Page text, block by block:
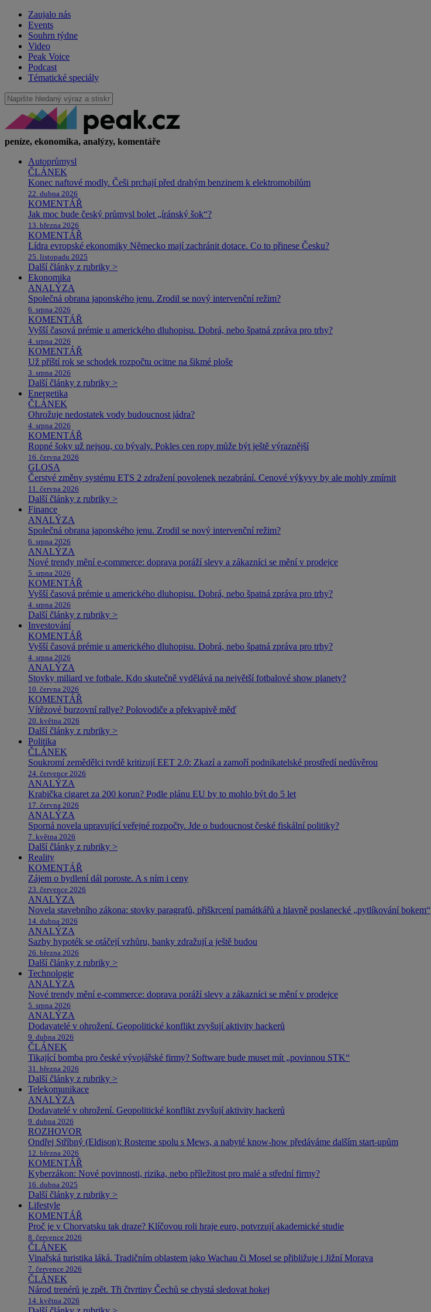
Zaujalo nás
Events
Souhrn týdne
Video
Peak Voice
Podcast
Tématické speciály
peníze, ekonomika, analýzy, komentáře
Autoprůmysl
ČLÁNEK
Konec naftové modly. Češi prchají před drahým benzinem k elektromobilům
22. dubna 2026
KOMENTÁŘ
Jak moc bude český průmysl bolet „íránský šok“?
13. března 2026
KOMENTÁŘ
Lídra evropské ekonomiky Německo mají zachránit dotace. Co to přinese Česku?
25. listopadu 2025
Další články z rubriky >
Ekonomika
ANALÝZA
Společná obrana japonského jenu. Zrodil se nový intervenční režim?
6. srpna 2026
KOMENTÁŘ
Vyšší časová prémie u amerického dluhopisu. Dobrá, nebo špatná zpráva pro trhy?
4. srpna 2026
KOMENTÁŘ
Už příští rok se schodek rozpočtu ocitne na šikmé ploše
3. srpna 2026
Další články z rubriky >
Energetika
ČLÁNEK
Ohrožuje nedostatek vody budoucnost jádra?
4. srpna 2026
KOMENTÁŘ
Ropné šoky už nejsou, co bývaly. Pokles cen ropy může být ještě výraznější
16. června 2026
GLOSA
Čerstvé změny systému ETS 2 zdražení povolenek nezabrání. Cenové výkyvy by ale mohly zmírnit
11. června 2026
Další články z rubriky >
Finance
ANALÝZA
Společná obrana japonského jenu. Zrodil se nový intervenční režim?
6. srpna 2026
ANALÝZA
Nové trendy mění e-commerce: doprava poráží slevy a zákazníci se mění v prodejce
5. srpna 2026
KOMENTÁŘ
Vyšší časová prémie u amerického dluhopisu. Dobrá, nebo špatná zpráva pro trhy?
4. srpna 2026
Další články z rubriky >
Investování
KOMENTÁŘ
Vyšší časová prémie u amerického dluhopisu. Dobrá, nebo špatná zpráva pro trhy?
4. srpna 2026
ANALÝZA
Stovky miliard ve fotbale. Kdo skutečně vydělává na největší fotbalové show planety?
10. června 2026
KOMENTÁŘ
Vítězové burzovní rallye? Polovodiče a překvapivě měď
20. května 2026
Další články z rubriky >
Politika
ČLÁNEK
Soukromí zemědělci tvrdě kritizují EET 2.0: Zkazí a zamoří podnikatelské prostředí nedůvěrou
24. července 2026
ANALÝZA
Krabička cigaret za 200 korun? Podle plánu EU by to mohlo být do 5 let
17. června 2026
ANALÝZA
Sporná novela upravující veřejné rozpočty. Jde o budoucnost české fiskální politiky?
7. května 2026
Další články z rubriky >
Reality
KOMENTÁŘ
Zájem o bydlení dál poroste. A s ním i ceny
23. července 2026
ANALÝZA
Novela stavebního zákona: stovky paragrafů, přiškrcení památkářů a hlavně poslanecké „pytlíkování bokem“
14. dubna 2026
ANALÝZA
Sazby hypoték se otáčejí vzhůru, banky zdražují a ještě budou
26. března 2026
Další články z rubriky >
Technologie
ANALÝZA
Nové trendy mění e-commerce: doprava poráží slevy a zákazníci se mění v prodejce
5. srpna 2026
ANALÝZA
Dodavatelé v ohrožení. Geopolitické konflikt zvyšují aktivity hackerů
9. dubna 2026
ČLÁNEK
Tikající bomba pro české vývojářské firmy? Software bude muset mít „povinnou STK“
31. března 2026
Další články z rubriky >
Telekomunikace
ANALÝZA
Dodavatelé v ohrožení. Geopolitické konflikt zvyšují aktivity hackerů
9. dubna 2026
ROZHOVOR
Ondřej Stříbný (Eldison): Rosteme spolu s Mews, a nabyté know-how předáváme dalším start-upům
12. března 2026
KOMENTÁŘ
Kyberzákon: Nové povinnosti, rizika, nebo příležitost pro malé a střední firmy?
16. dubna 2025
Další články z rubriky >
Lifestyle
KOMENTÁŘ
Proč je v Chorvatsku tak draze? Klíčovou roli hraje euro, potvrzují akademické studie
8. července 2026
ČLÁNEK
Vinařská turistika láká. Tradičním oblastem jako Wachau či Mosel se přibližuje i Jižní Morava
7. července 2026
ČLÁNEK
Národ trenérů je zpět. Tři čtvrtiny Čechů se chystá sledovat hokej
14. května 2026